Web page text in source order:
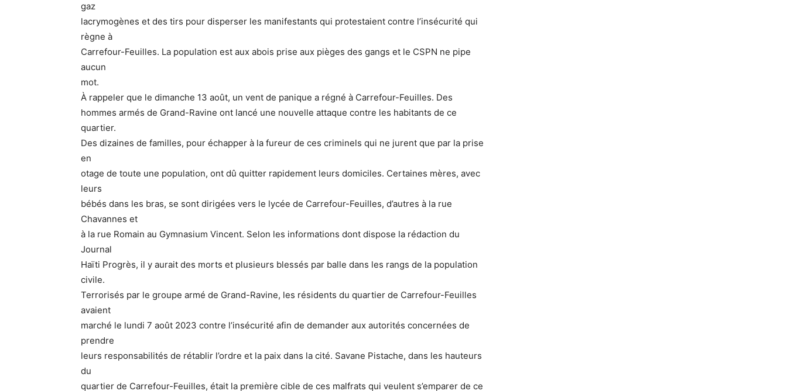
gaz
lacrymogènes et des tirs pour disperser les manifestants qui protestaient contre l’insécurité qui
règne à
Carrefour-Feuilles. La population est aux abois prise aux pièges des gangs et le CSPN ne pipe
aucun
mot.
À rappeler que le dimanche 13 août, un vent de panique a régné à Carrefour-Feuilles. Des
hommes armés de Grand-Ravine ont lancé une nouvelle attaque contre les habitants de ce
quartier.
Des dizaines de familles, pour échapper à la fureur de ces criminels qui ne jurent que par la prise
en
otage de toute une population, ont dû quitter rapidement leurs domiciles. Certaines mères, avec
leurs
bébés dans les bras, se sont dirigées vers le lycée de Carrefour-Feuilles, d’autres à la rue
Chavannes et
à la rue Romain au Gymnasium Vincent. Selon les informations dont dispose la rédaction du
Journal
Haïti Progrès, il y aurait des morts et plusieurs blessés par balle dans les rangs de la population
civile.
Terrorisés par le groupe armé de Grand-Ravine, les résidents du quartier de Carrefour-Feuilles
avaient
marché le lundi 7 août 2023 contre l’insécurité afin de demander aux autorités concernées de
prendre
leurs responsabilités de rétablir l’ordre et la paix dans la cité. Savane Pistache, dans les hauteurs
du
quartier de Carrefour-Feuilles, était la première cible de ces malfrats qui veulent s’emparer de ce